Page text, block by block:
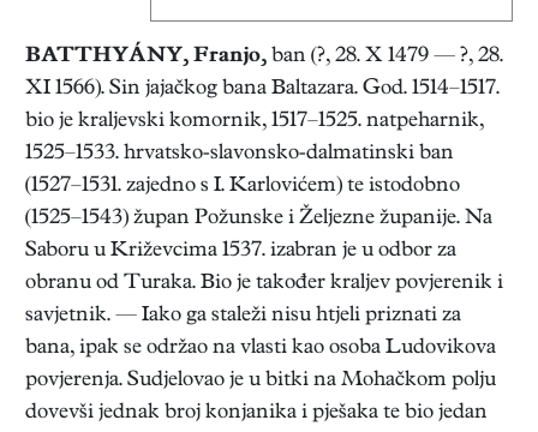
BATTHYÁNY, Franjo, ban (?, 28. X 1479 — ?, 28.
XI 1566). Sin jajačkog bana Baltazara. God. 1514–1517.
bio je kraljevski komornik, 1517–1525. natpeharnik,
1525–1533. hrvatsko-slavonsko-dalmatinski ban
(1527–1531. zajedno s I. Karlovićem) te istodobno
(1525–1543) župan Požunske i Željezne županije. Na
Saboru u Križevcima 1537. izabran je u odbor za
obranu od Turaka. Bio je također kraljev povjerenik i
savjetnik. — Iako ga staleži nisu htjeli priznati za
bana, ipak se održao na vlasti kao osoba Ludovikova
povjerenja. Sudjelovao je u bitki na Mohačkom polju
dovevši jednak broj konjanika i pješaka te bio jedan